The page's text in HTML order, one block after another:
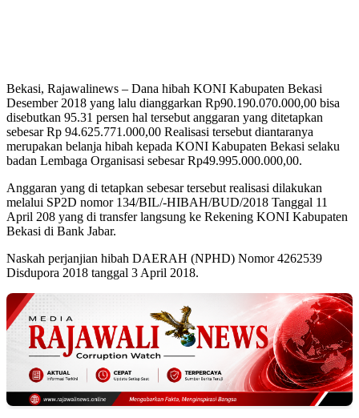
Bekasi, Rajawalinews – Dana hibah KONI Kabupaten Bekasi
Desember 2018 yang lalu dianggarkan Rp90.190.070.000,00 bisa
disebutkan 95.31 persen hal tersebut anggaran yang ditetapkan
sebesar Rp 94.625.771.000,00 Realisasi tersebut diantaranya
merupakan belanja hibah kepada KONI Kabupaten Bekasi selaku
badan Lembaga Organisasi sebesar Rp49.995.000.000,00.
Anggaran yang di tetapkan sebesar tersebut realisasi dilakukan
melalui SP2D nomor 134/BIL/-HIBAH/BUD/2018 Tanggal 11
April 208 yang di transfer langsung ke Rekening KONI Kabupaten
Bekasi di Bank Jabar.
Naskah perjanjian hibah DAERAH (NPHD) Nomor 4262539
Disdupora 2018 tanggal 3 April 2018.